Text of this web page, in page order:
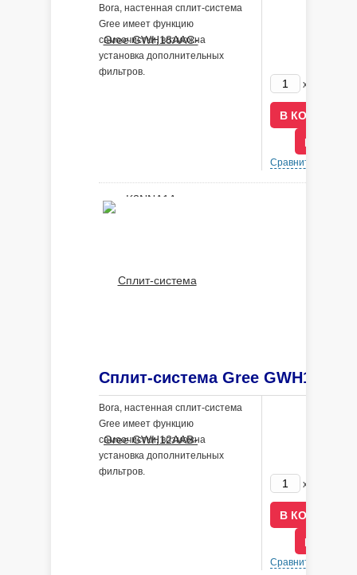
Bora, настенная сплит-система
Gree имеет функцию
самоочистки, возможна
установка дополнительных
фильтров.
x
В
Сравнить
Bora, настенная сплит-система
Gree имеет функцию
самоочистки, возможна
установка дополнительных
фильтров.
x
В
Сравнить